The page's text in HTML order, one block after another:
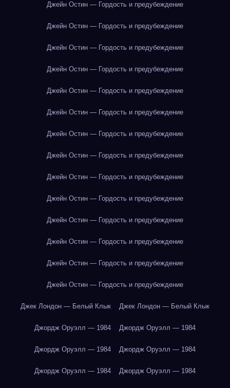
Джейн Остин — Гордость и предубеждение
Джейн Остин — Гордость и предубеждение
Джейн Остин — Гордость и предубеждение
Джейн Остин — Гордость и предубеждение
Джейн Остин — Гордость и предубеждение
Джейн Остин — Гордость и предубеждение
Джейн Остин — Гордость и предубеждение
Джейн Остин — Гордость и предубеждение
Джейн Остин — Гордость и предубеждение
Джейн Остин — Гордость и предубеждение
Джейн Остин — Гордость и предубеждение
Джейн Остин — Гордость и предубеждение
Джейн Остин — Гордость и предубеждение
Джейн Остин — Гордость и предубеждение
Джек Лондон — Белый Клык Джек Лондон — Белый Клык
Джордж Оруэлл — 1984 Джордж Оруэлл — 1984
Джордж Оруэлл — 1984 Джордж Оруэлл — 1984
Джордж Оруэлл — 1984 Джордж Оруэлл — 1984